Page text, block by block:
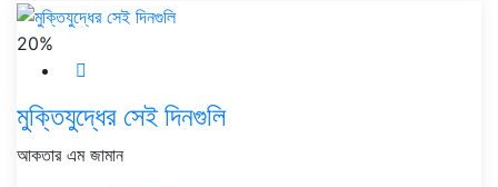
20%
মুক্তিযুদ্ধের সেই দিনগুলি
আকতার এম জামান